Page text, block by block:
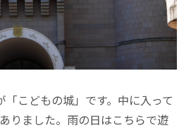
こどもの城」です。中に入って
りました。雨の日はこちらで遊